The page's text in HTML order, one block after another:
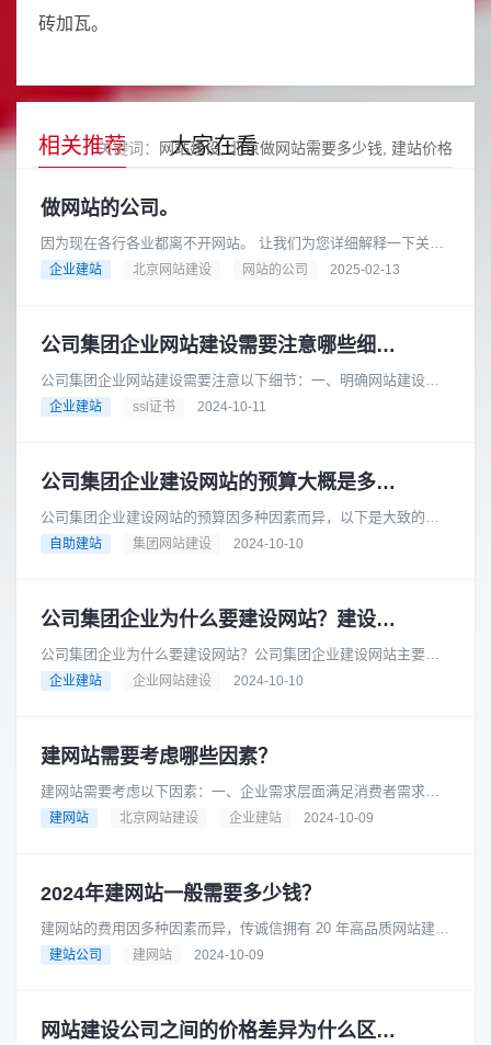
砖加瓦。
相关推荐 大家在看
关键词： 网站建设 北京做网站需要多少钱 建站价格
做网站的公司。
因为现在各行各业都离不开网站。 让我们为您详细解释一下关于
“做网站的公司”这个概念，以及您可以如何选择合适的公司来帮您
企业建站 北京网站建设 网站的公司 2025-02-13
公司集团企业网站建设需要注意哪些细节？
公司集团企业网站建设需要注意以下细节：一、明确网站建设目
标在建设网站之前，公司集团企业应明确网站的建设目标。例
企业建站 ssl证书 2024-10-11
公司集团企业建设网站的预算大概是多少？
公司集团企业建设网站的预算因多种因素而异，以下是大致的预
算范围：基础型网站预算范围：如果选择模板建站，费用可能在
自助建站 集团网站建设 2024-10-10
公司集团企业为什么要建设网站？建设网站的流程是怎样的？
公司集团企业为什么要建设网站？公司集团企业建设网站主要有
以下几个重要原因：在当今互联网时代，消费者从产品研究到查
企业建站 企业网站建设 2024-10-10
建网站需要考虑哪些因素？
建网站需要考虑以下因素：一、企业需求层面满足消费者需求：
在互联网时代，消费者在产品研究、查询地点和营业时间等方面
建网站 北京网站建设 企业建站 2024-10-09
2024年建网站一般需要多少钱？
建网站的费用因多种因素而异，传诚信拥有 20 年高品质网站建设
经验，是成熟可靠的网络品牌建设合作伙伴。在长期的发展过程
建站公司 建网站 2024-10-09
网站建设公司之间的价格差异为什么区别大